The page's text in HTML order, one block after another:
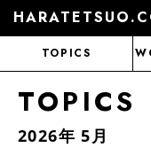
TOPICS
TOPICS
2026年 5月